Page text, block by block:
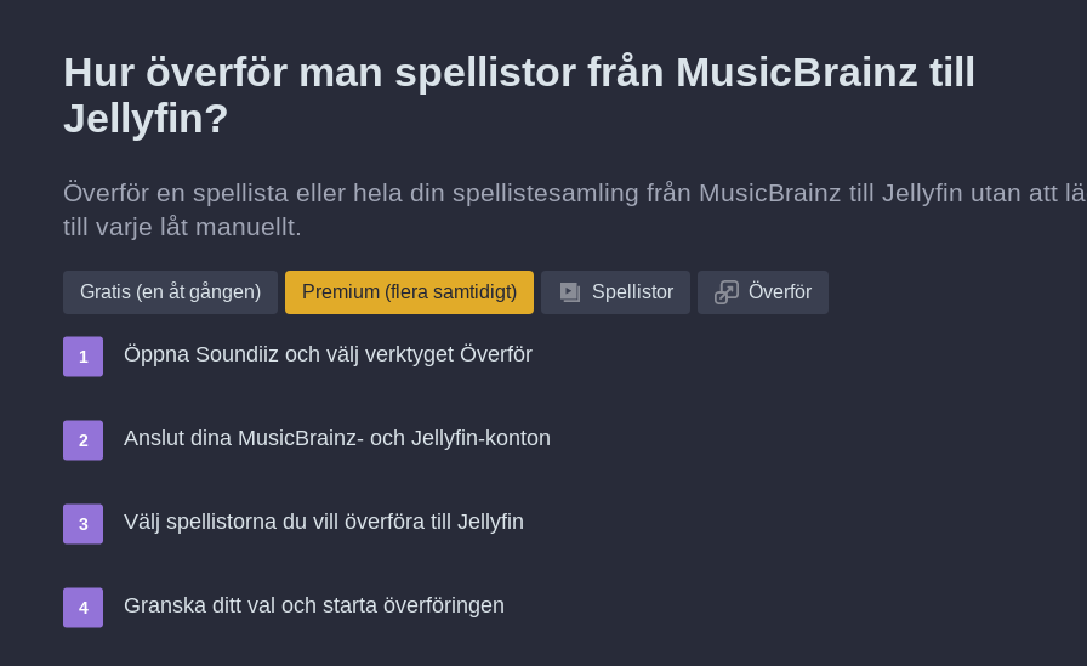
Hur överför man spellistor från MusicBrainz till
Jellyfin?
Överför en spellista eller hela din spellistesamling från MusicBrainz till Jellyfin utan att
till varje låt manuellt.
Gratis (en åt gången) Premium (flera samtidigt) Spellistor Överför
Öppna Soundiiz och välj verktyget Överför
Anslut dina MusicBrainz- och Jellyfin-konton
Välj spellistorna du vill överföra till Jellyfin
Granska ditt val och starta överföringen